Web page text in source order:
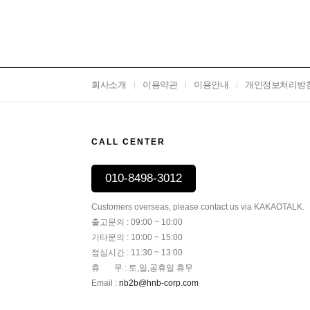
회사소개 이용약관 이용안내 개인정보처리방
CALL CENTER
010-8498-3012
Customers overseas, please contact us via KAKAOTALK.
출고문의 : 09:00 ~ 10:00
기타문의 : 10:00 ~ 15:00
점심시간 : 11:30 ~ 13:00
휴 무 : 토,일,공휴일 휴무
Email : nb2b@hnb-corp.com